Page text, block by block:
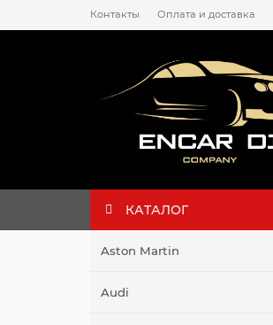
Контакты Оплата и доставка
КАТАЛОГ
Aston Martin
Audi